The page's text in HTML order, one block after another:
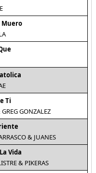
Muero
Ti
GONZALEZ
& JUANES
Vida
& PIKERAS